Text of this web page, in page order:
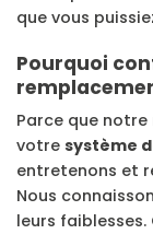
que vous
Pourquoi
Parce que notre
votre système
entretenons et
Nous
leurs faiblesses.